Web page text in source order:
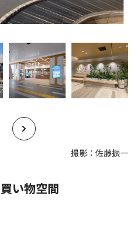
撮影：佐藤振一
い物空間